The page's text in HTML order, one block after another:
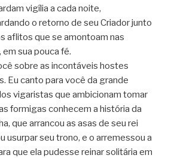
vigília a cada noite,
o retorno de seu Criador junto
aflitos que se amontoam nas
sua pouca fé.
sobre as incontáveis hostes
Eu canto para você da grande
vigaristas que ambicionam tomar
formigas conhecem a história da
que arrancou as asas de seu rei
usurpar seu trono, e o arremessou a
que ela pudesse reinar solitária em